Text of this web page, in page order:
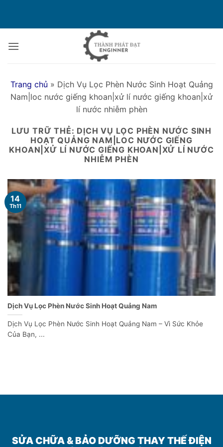
nội
dung
Trang chủ » Dịch Vụ Lọc Phèn Nước Sinh Hoạt Quảng
Nam|loc nước giếng khoan|xử lí nước giếng khoan|xử
lí nước nhiễm phèn
LƯU TRỮ THẺ: DỊCH VỤ LỌC PHÈN NƯỚC SINH
HOẠT QUẢNG NAM|LOC NƯỚC GIẾNG
KHOAN|XỬ LÍ NƯỚC GIẾNG KHOAN|XỬ LÍ NƯỚC
NHIỄM PHÈN
Dịch Vụ Lọc Phèn Nước Sinh Hoạt Quảng Nam
Dịch Vụ Lọc Phèn Nước Sinh Hoạt Quảng Nam – Vì Sức Khỏe
Của Bạn, ...
14
Th11
SỬA CHỮA & BẢO DƯỠNG THAY THẾ ĐIỆN